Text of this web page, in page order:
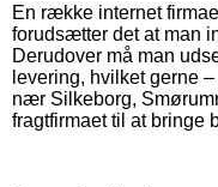
En række internet
forudsætter det at man
Derudover må man
levering, hvilket gerne
nær Silkeborg,
fragtfirmaet til at bringe